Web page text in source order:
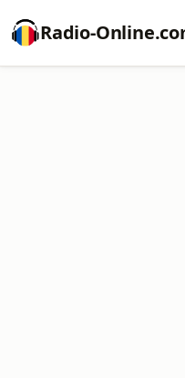
Radio-